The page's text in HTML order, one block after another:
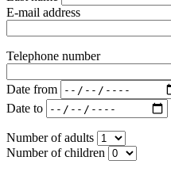
E-mail address
Telephone number
Date from
Date to
Number of adults
Number of children